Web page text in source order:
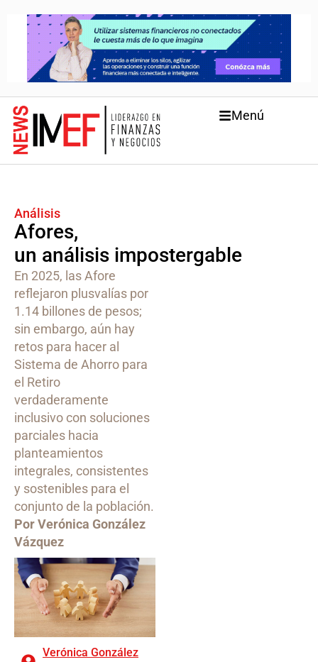
Menú
Análisis
Afores,
un análisis impostergable
En 2025, las Afore
reflejaron plusvalías por
1.14 billones de pesos;
sin embargo, aún hay
retos para hacer al
Sistema de Ahorro para
el Retiro
verdaderamente
inclusivo con soluciones
parciales hacia
planteamientos
integrales, consistentes
y sostenibles para el
conjunto de la población.
Por Verónica González
Vázquez
Verónica González